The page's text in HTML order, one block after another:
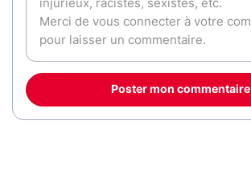
Poster mon commentaire